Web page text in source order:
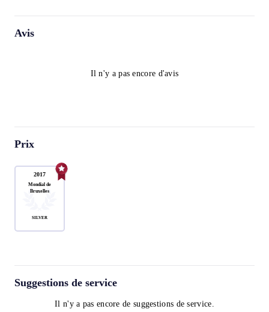
Avis
Il n'y a pas encore d'avis
Prix
2017
Mondial de
Bruxelles
SILVER
Suggestions de service
Il n'y a pas encore de suggestions de service.